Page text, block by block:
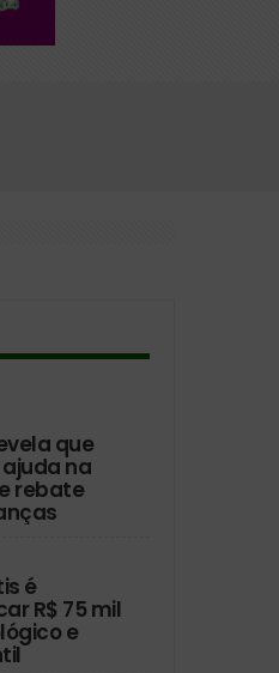
que
na
rebate
é
R$ 75 mil
e